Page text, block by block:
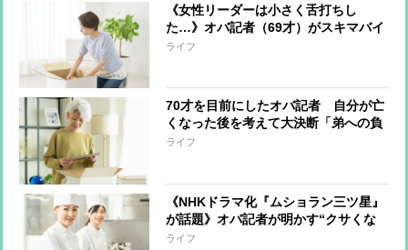
《女性リーダーは小さく舌打ちし
た…》オバ記者（69才）がスキマバイ
トに挑戦「私に肉体労働をする資格は
ライフ
70才を目前にしたオバ記者 自分が亡
くなった後を考えて大決断「弟への負
担は最小限にしたい」と“この世の荷
ライフ
《NHKドラマ化『ムショラン三ツ星』
が話題》オバ記者が明かす“クサくな
いメシ”を作る管理栄養士の話、そし
ライフ